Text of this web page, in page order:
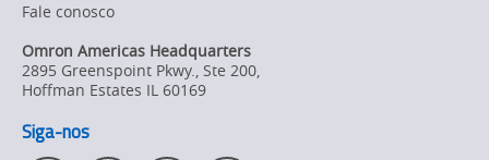
Fale conosco
Omron Americas Headquarters
2895 Greenspoint Pkwy., Ste 200,
Hoffman Estates IL 60169
Siga-nos